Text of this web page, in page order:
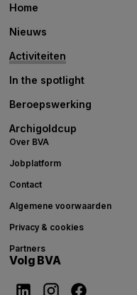
Home
Nieuws
Activiteiten
In the spotlight
Beroepswerking
Archigoldcup
Over BVA
Jobplatform
Contact
Algemene voorwaarden
Privacy & cookies
Partners
Volg BVA